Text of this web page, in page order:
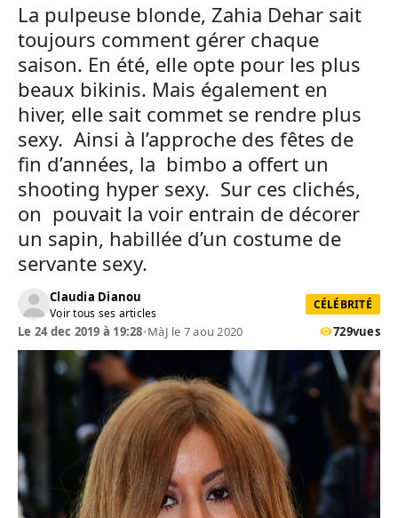
La pulpeuse blonde, Zahia Dehar sait
toujours comment gérer chaque
saison. En été, elle opte pour les plus
beaux bikinis. Mais également en
hiver, elle sait commet se rendre plus
sexy. Ainsi à l’approche des fêtes de
fin d’années, la bimbo a offert un
shooting hyper sexy. Sur ces clichés,
on pouvait la voir entrain de décorer
un sapin, habillée d’un costume de
servante sexy.
Claudia Dianou
Voir tous ses articles
CÉLÉBRITÉ
Le 24 dec 2019 à 19:28•MàJ le 7 aou 2020 729vues